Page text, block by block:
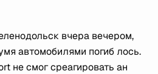
вчера вечером,
автомобилями погиб лось.
не смог среагировать ан